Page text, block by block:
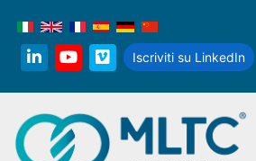
linkedinyoutube
vimeo
Iscriviti su LinkedIn